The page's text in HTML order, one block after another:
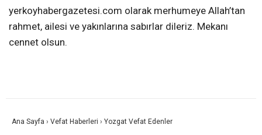
yerkoyhabergazetesi.com olarak merhumeye Allah’tan
rahmet, ailesi ve yakınlarına sabırlar dileriz. Mekanı
cennet olsun.
Ana Sayfa › Vefat Haberleri › Yozgat Vefat Edenler